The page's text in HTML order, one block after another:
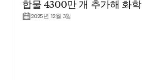
합물 4300만 개 추가해 화
2025년 12월 3일